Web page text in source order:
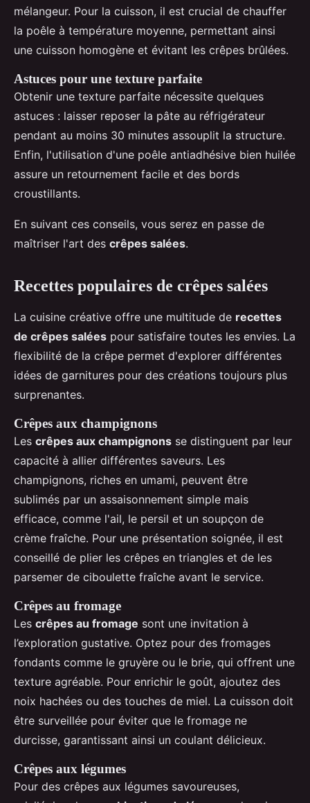
mélangeur. Pour la cuisson, il est crucial de chauffer
la poêle à température moyenne, permettant ainsi
une cuisson homogène et évitant les crêpes brûlées.
Astuces pour une texture parfaite
Obtenir une texture parfaite nécessite quelques
astuces : laisser reposer la pâte au réfrigérateur
pendant au moins 30 minutes assouplit la structure.
Enfin, l'utilisation d'une poêle antiadhésive bien huilée
assure un retournement facile et des bords
croustillants.
En suivant ces conseils, vous serez en passe de
maîtriser l'art des crêpes salées.
Recettes populaires de crêpes salées
La cuisine créative offre une multitude de recettes
de crêpes salées pour satisfaire toutes les envies. La
flexibilité de la crêpe permet d'explorer différentes
idées de garnitures pour des créations toujours plus
surprenantes.
Crêpes aux champignons
Les crêpes aux champignons se distinguent par leur
capacité à allier différentes saveurs. Les
champignons, riches en umami, peuvent être
sublimés par un assaisonnement simple mais
efficace, comme l'ail, le persil et un soupçon de
crème fraîche. Pour une présentation soignée, il est
conseillé de plier les crêpes en triangles et de les
parsemer de ciboulette fraîche avant le service.
Crêpes au fromage
Les crêpes au fromage sont une invitation à
l’exploration gustative. Optez pour des fromages
fondants comme le gruyère ou le brie, qui offrent une
texture agréable. Pour enrichir le goût, ajoutez des
noix hachées ou des touches de miel. La cuisson doit
être surveillée pour éviter que le fromage ne
durcisse, garantissant ainsi un coulant délicieux.
Crêpes aux légumes
Pour des crêpes aux légumes savoureuses,